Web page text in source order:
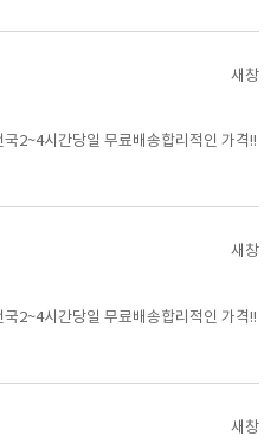
새창
2~4시간당일 무료배송합리적인 가격!!
새창
2~4시간당일 무료배송합리적인 가격!!
새창